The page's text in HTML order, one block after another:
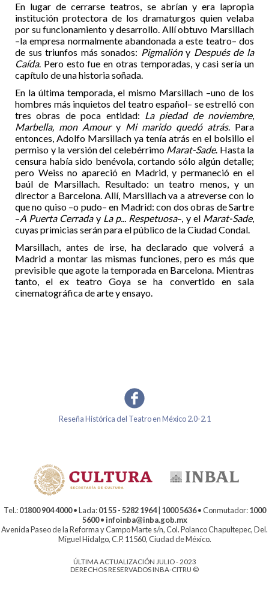
En lugar de cerrarse teatros, se abrían y era lapropia
institución protectora de los dramaturgos quien velaba
por su funcionamiento y desarrollo. Allí obtuvo Marsillach
–la empresa normalmente abandonada a este teatro– dos
de sus triunfos más sonados: Pigmalióny Después de la
Caída. Pero esto fue en otras temporadas, y casi sería un
capítulo de una historia soñada.
En la última temporada, el mismo Marsillach –uno de los
hombres más inquietos del teatro español– se estrelló con
tres obras de poca entidad: La piedad de noviembre,
Marbella, mon Amoury Mi marido quedó atrás. Para
entonces, Adolfo Marsillach ya tenía atrás en el bolsillo el
permiso y la versión del celebérrimo Marat-Sade. Hasta la
censura había sido benévola, cortando sólo algún detalle;
pero Weiss no apareció en Madrid, y permaneció en el
baúl de Marsillach. Resultado: un teatro menos, y un
director a Barcelona. Allí, Marsillach va a atreverse con lo
que no quiso –o pudo– en Madrid: con dos obras de Sartre
–A Puerta Cerraday La p... Respetuosa–, y el Marat-Sade,
cuyas primicias serán para el público de la Ciudad Condal.
Marsillach, antes de irse, ha declarado que volverá a
Madrid a montar las mismas funciones, pero es más que
previsible que agote la temporada en Barcelona. Mientras
tanto, el ex teatro Goya se ha convertido en sala
cinematográfica de arte y ensayo.
Reseña Histórica del Teatro en México 2.0-2.1
Tel.:01800 904 4000• Lada:01 55 - 5282 1964| 1000 5636• Conmutador:1000
5600•infoinba@inba.gob.mx
Avenida Paseo de la Reforma y Campo Marte s/n, Col. Polanco Chapultepec, Del.
Miguel Hidalgo, C.P. 11560, Ciudad de México.
ÚLTIMA ACTUALIZACIÓN JULIO - 2023
DERECHOS RESERVADOS INBA-CITRU ©